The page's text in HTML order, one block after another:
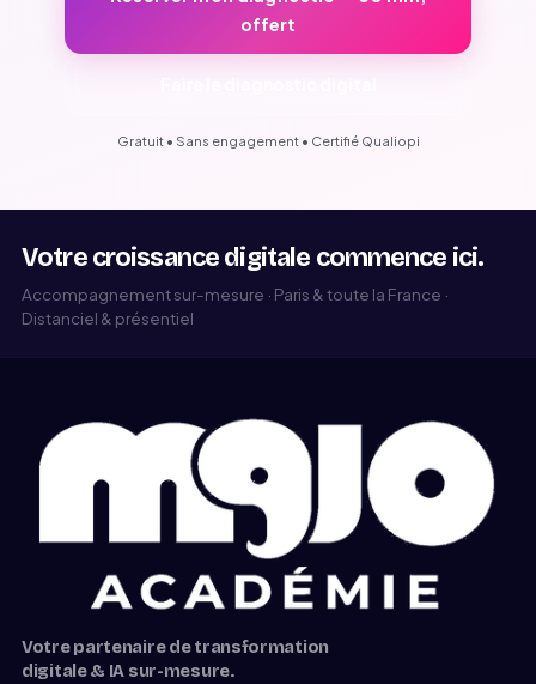
offert
Gratuit • Sans engagement • Certifié Qualiopi
Votre croissance digitale commence ici.
Accompagnement sur-mesure · Paris & toute la France ·
Distanciel & présentiel
Votre partenaire de transformation
digitale & IA sur-mesure.